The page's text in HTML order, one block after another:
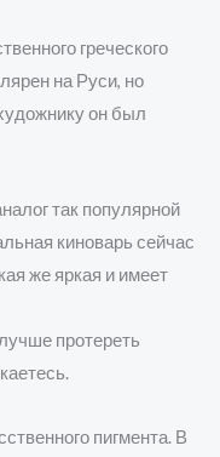
греческого
на Руси, но
он был
так популярной
киноварь сейчас
же яркая и имеет
протереть
пигмента. В